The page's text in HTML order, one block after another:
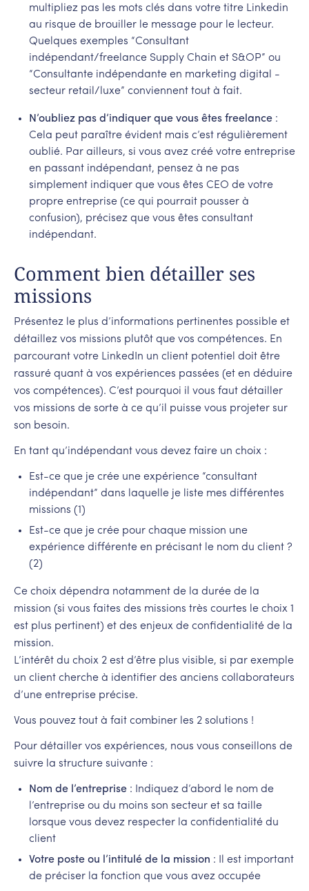
multipliez pas les mots clés dans votre titre Linkedin
au risque de brouiller le message pour le lecteur.
Quelques exemples “Consultant
indépendant/freelance Supply Chain et S&OP” ou
“Consultante indépendante en marketing digital -
secteur retail/luxe” conviennent tout à fait.
N’oubliez pas d’indiquer que vous êtes freelance :
Cela peut paraître évident mais c’est régulièrement
oublié. Par ailleurs, si vous avez créé votre entreprise
en passant indépendant, pensez à ne pas
simplement indiquer que vous êtes CEO de votre
propre entreprise (ce qui pourrait pousser à
confusion), précisez que vous êtes consultant
indépendant.
Comment bien détailler ses
missions
Présentez le plus d’informations pertinentes possible et
détaillez vos missions plutôt que vos compétences. En
parcourant votre LinkedIn un client potentiel doit être
rassuré quant à vos expériences passées (et en déduire
vos compétences). C’est pourquoi il vous faut détailler
vos missions de sorte à ce qu’il puisse vous projeter sur
son besoin.
En tant qu’indépendant vous devez faire un choix :
Est-ce que je crée une expérience “consultant
indépendant” dans laquelle je liste mes différentes
missions (1)
Est-ce que je crée pour chaque mission une
expérience différente en précisant le nom du client ?
(2)
Ce choix dépendra notamment de la durée de la
mission (si vous faites des missions très courtes le choix 1
est plus pertinent) et des enjeux de confidentialité de la
mission.
L’intérêt du choix 2 est d’être plus visible, si par exemple
un client cherche à identifier des anciens collaborateurs
d’une entreprise précise.
Vous pouvez tout à fait combiner les 2 solutions !
Pour détailler vos expériences, nous vous conseillons de
suivre la structure suivante :
Nom de l’entreprise : Indiquez d’abord le nom de
l’entreprise ou du moins son secteur et sa taille
lorsque vous devez respecter la confidentialité du
client
Votre poste ou l’intitulé de la mission : Il est important
de préciser la fonction que vous avez occupée